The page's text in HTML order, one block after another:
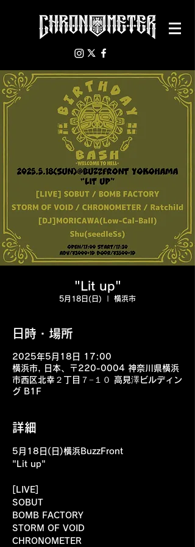
"Lit up"
5月18日(日) 横浜市
日時・場所
2025年5月18日 17:00
横浜市, 日本、〒220-0004 神奈川県横浜
市西区北幸２丁目７−１０ 高見澤ビルディン
グ B1F
詳細
5月18日(日)横浜BuzzFront
"Lit up"
[LIVE]
SOBUT
BOMB FACTORY
STORM OF VOID
CHRONOMETER